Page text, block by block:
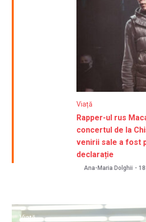
Viață
Rapper-ul rus
concertul de la
venirii sale a fost
declarație
Ana-Maria Dolghii -
Viață